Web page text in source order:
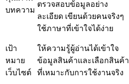
บทความ
ตรวจสอบข้อมูลอย่าง
ละเอียด เขียนด้วยคนจริงๆ
ใช้ภาษาที่เข้าใจได้ง่าย
เป้า
หมาย
เว็บไซต์
ให้ความรู้ผู้อ่านได้เข้าใจ
ข้อมูลสินค้าและเลือกสินค้า
ที่เหมาะกับการใช้งานจริง